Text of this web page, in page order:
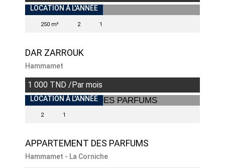
INDISPONIBLE
LOCATION À L'ANNÉE
250 m² 2 1
DAR ZARROUK
Hammamet
1 000 TND /Par mois
INDISPONIBLE
LOCATION À L'ANNÉE
2 1
APPARTEMENT DES PARFUMS
Hammamet - La Corniche